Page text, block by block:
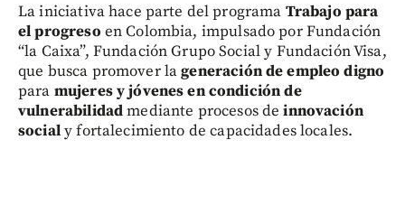
La iniciativa hace parte del programa Trabajo para
el progreso en Colombia, impulsado por Fundación
“la Caixa”, Fundación Grupo Social y Fundación Visa,
que busca promover lageneración de empleo digno
para mujeres y jóvenes en condición de
vulnerabilidadmediante procesos deinnovación
socialy fortalecimiento de capacidades locales.